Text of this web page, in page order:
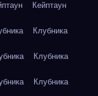
Кейптаун
Клубника
Клубника
Клубника